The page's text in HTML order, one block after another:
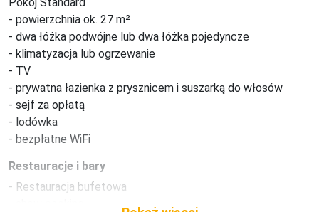
- powierzchnia ok. 27 m²
- dwa łóżka podwójne lub dwa łóżka pojedyncze
- klimatyzacja lub ogrzewanie
- TV
- prywatna łazienka z prysznicem i suszarką do włosów
- sejf za opłatą
- lodówka
- bezpłatne WiFi
Restauracje i bary
- Restauracja bufetowa